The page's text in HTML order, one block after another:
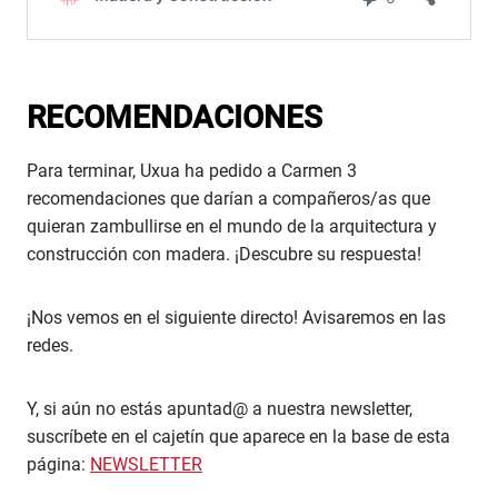
RECOMENDACIONES
Para terminar, Uxua ha pedido a Carmen 3
recomendaciones que darían a compañeros/as que
quieran zambullirse en el mundo de la arquitectura y
construcción con madera. ¡Descubre su respuesta!
¡Nos vemos en el siguiente directo! Avisaremos en las
redes.
Y, si aún no estás apuntad@ a nuestra newsletter,
suscríbete en el cajetín que aparece en la base de esta
página: NEWSLETTER